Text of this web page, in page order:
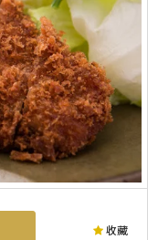
收藏